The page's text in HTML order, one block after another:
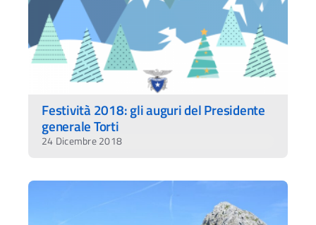
Festività 2018: gli auguri del Presidente
generale Torti
24 Dicembre 2018